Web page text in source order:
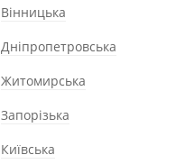
Вінницька
Дніпропетровська
Житомирська
Запорізька
Київська